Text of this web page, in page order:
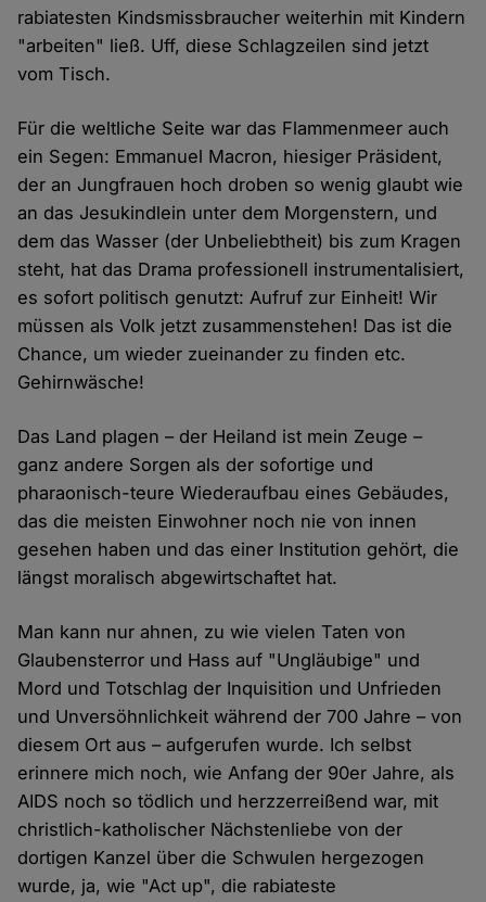
rabiatesten Kindsmissbraucher weiterhin mit Kindern
"arbeiten" ließ. Uff, diese Schlagzeilen sind jetzt
vom Tisch.
Für die weltliche Seite war das Flammenmeer auch
ein Segen: Emmanuel Macron, hiesiger Präsident,
der an Jungfrauen hoch droben so wenig glaubt wie
an das Jesukindlein unter dem Morgenstern, und
dem das Wasser (der Unbeliebtheit) bis zum Kragen
steht, hat das Drama professionell instrumentalisiert,
es sofort politisch genutzt: Aufruf zur Einheit! Wir
müssen als Volk jetzt zusammenstehen! Das ist die
Chance, um wieder zueinander zu finden etc.
Gehirnwäsche!
Das Land plagen – der Heiland ist mein Zeuge –
ganz andere Sorgen als der sofortige und
pharaonisch-teure Wiederaufbau eines Gebäudes,
das die meisten Einwohner noch nie von innen
gesehen haben und das einer Institution gehört, die
längst moralisch abgewirtschaftet hat.
Man kann nur ahnen, zu wie vielen Taten von
Glaubensterror und Hass auf "Ungläubige" und
Mord und Totschlag der Inquisition und Unfrieden
und Unversöhnlichkeit während der 700 Jahre – von
diesem Ort aus – aufgerufen wurde. Ich selbst
erinnere mich noch, wie Anfang der 90er Jahre, als
AIDS noch so tödlich und herzzerreißend war, mit
christlich-katholischer Nächstenliebe von der
dortigen Kanzel über die Schwulen hergezogen
wurde, ja, wie "Act up", die rabiateste